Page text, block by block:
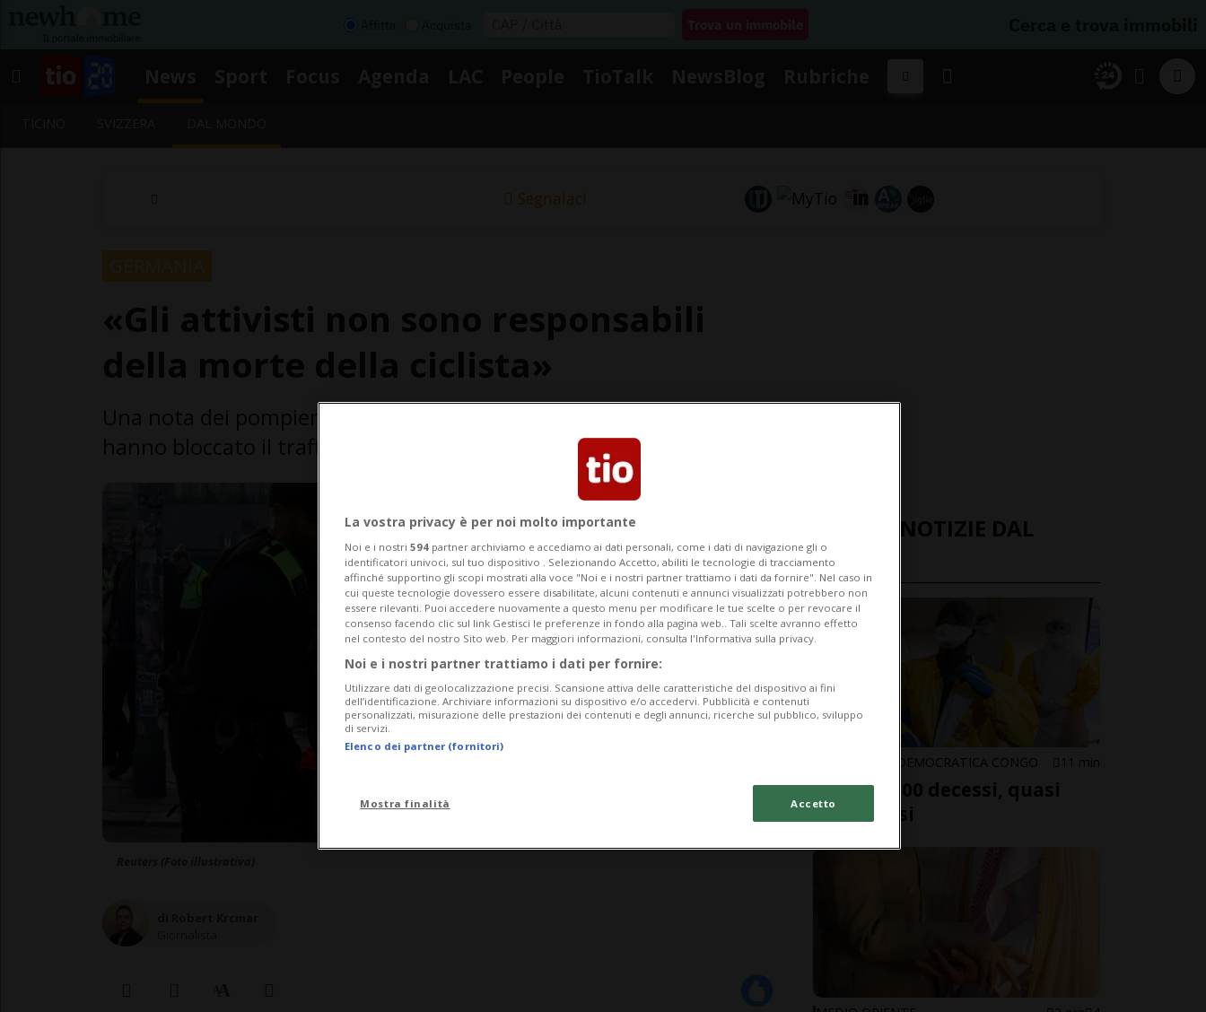
Segnalaci
ULTIME NOTIZIE DAL
MONDO
REPUBBLICA DEMOCRATICA CONGO 11 min
Ebola: 1'800 decessi, quasi
4'000 i casi
La vostra privacy è per noi molto importante
Noi e i nostri 594 partner archiviamo e accediamo ai dati personali, come i dati di navigazione gli o
identificatori univoci, sul tuo dispositivo . Selezionando Accetto, abiliti le tecnologie di tracciamento
affinché supportino gli scopi mostrati alla voce "Noi e i nostri partner trattiamo i dati da fornire". Nel caso in
cui queste tecnologie dovessero essere disabilitate, alcuni contenuti e annunci visualizzati potrebbero non
essere rilevanti. Puoi accedere nuovamente a questo menu per modificare le tue scelte o per revocare il
consenso facendo clic sul link Gestisci le preferenze in fondo alla pagina web.. Tali scelte avranno effetto
nel contesto del nostro Sito web. Per maggiori informazioni, consulta l'Informativa sulla privacy.
Noi e i nostri partner trattiamo i dati per fornire:
Utilizzare dati di geolocalizzazione precisi. Scansione attiva delle caratteristiche del dispositivo ai fini
dell’identificazione. Archiviare informazioni su dispositivo e/o accedervi. Pubblicità e contenuti
personalizzati, misurazione delle prestazioni dei contenuti e degli annunci, ricerche sul pubblico, sviluppo
di servizi.
Elenco dei partner (fornitori)
Mostra finalità Accetto